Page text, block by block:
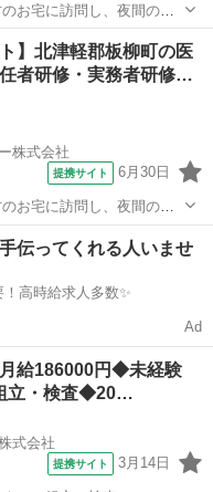
お宅に訪問し、夜間の見
ービス】 訪
】北津軽郡板柳町の医
者研修・実務者研修…
株式会社
提携サイト 6月30日
お宅に訪問し、夜間の見
ービス】 訪
伝ってくれる人いませ
/ 登録不要！高時給求人多数✨
Ad
月給186000円◆未経験
立・検査◆20…
式会社
提携サイト 3月14日